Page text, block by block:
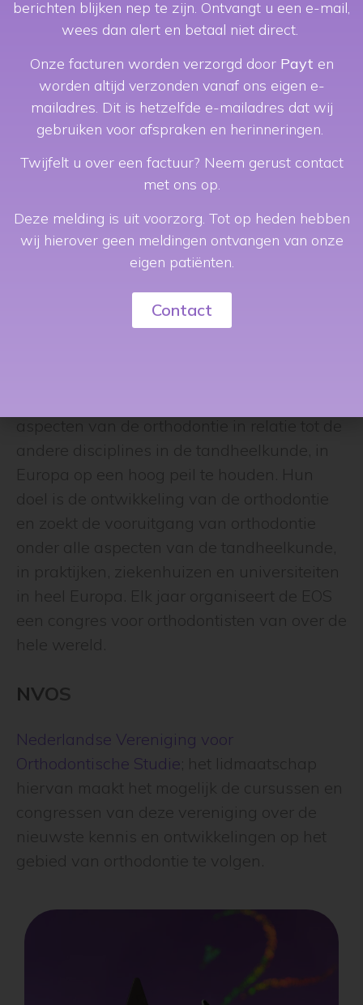
de patiënt dat deze gebruik kan maken van
de KNMT-klachtenregeling, indien de patiënt
van mening is dat wij zijn of haar klacht niet
goed hebben opgelost. De KNMT kan
bemiddelen tussen patiënt en behandelaar,
of overgaan tot formele behandeling van de
klacht, resulterend in een uitspraak. Hieraan
zijn geen kosten verbonden. Daarmee is een
goede klachtenregeling voor de patiënt een
zekerheid.
The European Orthodontic Society is een
NVOS
Nederlandse Vereniging voor
Orthodontische Studie
berichten blijken nep te zijn. Ontvangt u een e-mail,
wees dan alert en betaal niet direct.
Onze facturen worden verzorgd door Payt en
worden altijd verzonden vanaf ons eigen e-
mailadres. Dit is hetzelfde e-mailadres dat wij
gebruiken voor afspraken en herinneringen.
Twijfelt u over een factuur? Neem gerust contact
met ons op.
Deze melding is uit voorzorg. Tot op heden hebben
wij hierover geen meldingen ontvangen van onze
eigen patiënten.
Contact